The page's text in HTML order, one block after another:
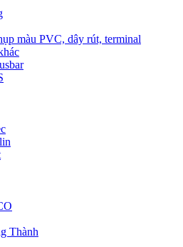
màu PVC, dây rút, terminal
Thành